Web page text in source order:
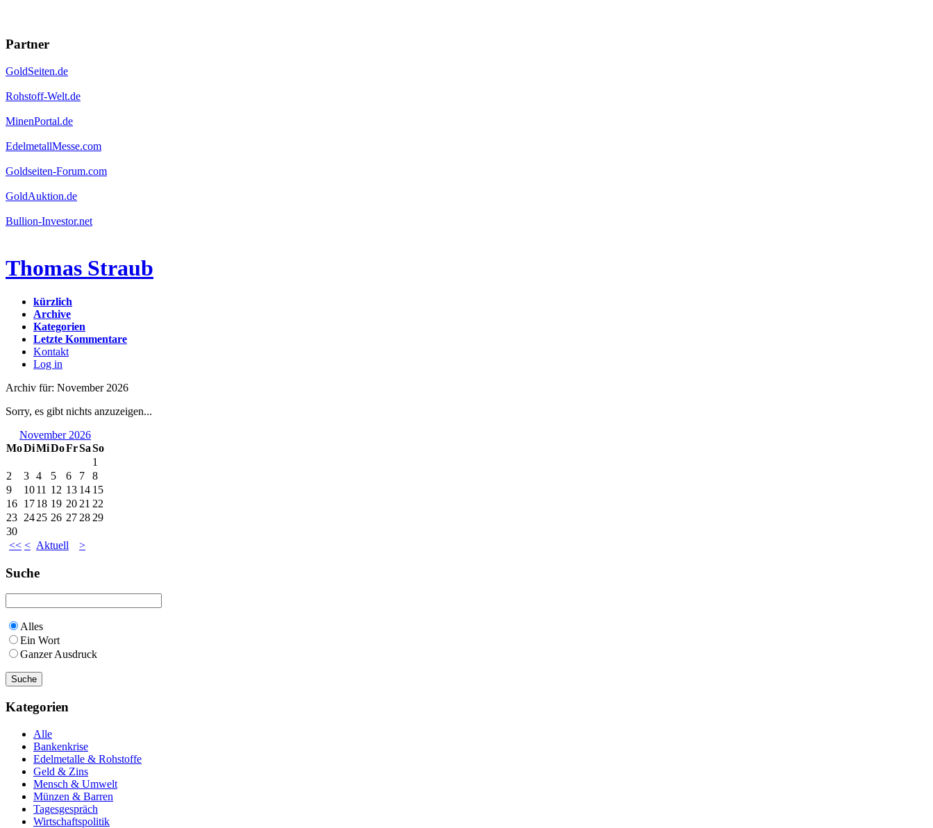
Partner
GoldSeiten.de
Rohstoff-Welt.de
MinenPortal.de
EdelmetallMesse.com
Goldseiten-Forum.com
GoldAuktion.de
Bullion-Investor.net
Thomas Straub
kürzlich
Archive
Kategorien
Letzte Kommentare
Kontakt
Log in
Archiv für: November 2026
Sorry, es gibt nichts anzuzeigen...
November 2026
MoDiMiDoFrSaSo
<< < Aktuell >
1
2
3 4 5 6 7
8
9
1011 12 13 14 15
16 1718 19 20 21 22
23 2425 26 27 28 29
30
Suche
Alles
Ein Wort
Ganzer Ausdruck
Kategorien
Alle
Bankenkrise
Edelmetalle & Rohstoffe
Geld & Zins
Mensch & Umwelt
Münzen & Barren
Tagesgespräch
Wirtschaftspolitik